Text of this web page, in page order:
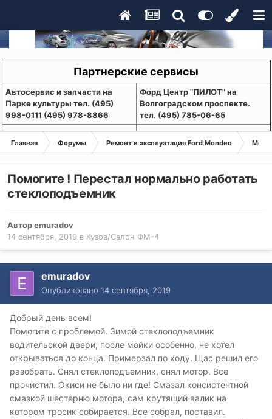
Партнерские сервисы
Aвтосервис и запчасти на
Парке культуры тел. (495)
998-0111 (495) 978-8866
Форд Центр "ПИЛОТ" на
Волгоградском проспекте.
тел. (495) 785-06-65
Главная Форумы Ремонт и эксплуатация Ford Mondeo
Помогите ! Перестал нормально работать
стеклоподъемник
Авторemuradov
14 сентября, 2019 в Кузов/Салон ФМ-4
emuradov
Опубликовано 14 сентября, 2019
Добрый день всем!
Помогите с проблемой. Зимой стеклоподъемник
водительской двери, после мойки особенно, не хотел
открываться до конца. Примерзал по ходу. Щас решил его
разобрать. Снял стеклоподъемник, снял мотор. Все
прочистил. Окиси не было ни где! Смазал консистентной
смазкой шестерню мотора, сам крутящий валик на
котором тросик собирается. Все собрал, поставил.